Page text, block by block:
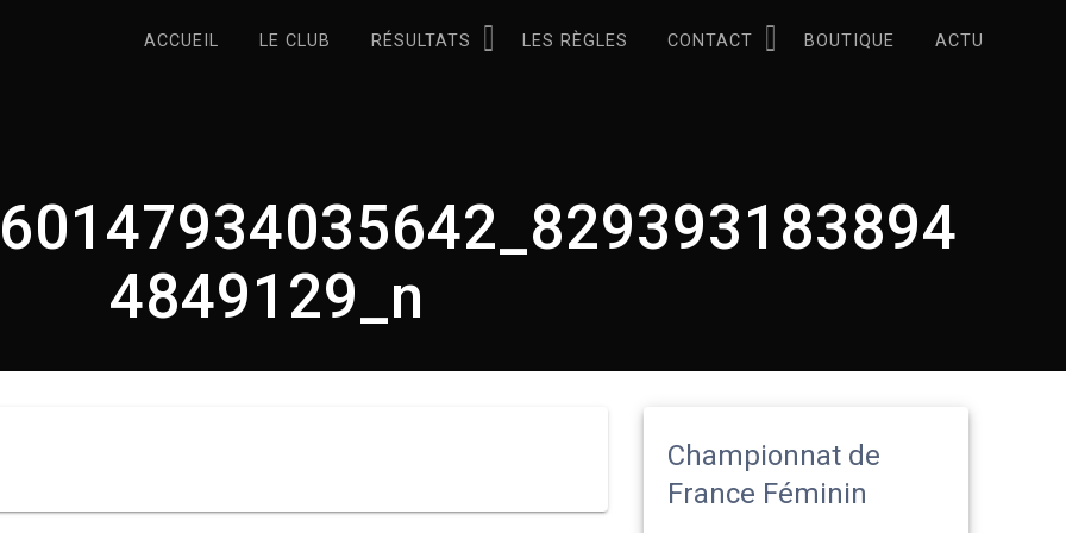
ACCUEIL LE CLUB RÉSULTATS LES RÈGLES CONTACT BOUTIQUE ACTU
4849129_n
Championnat de
France Féminin